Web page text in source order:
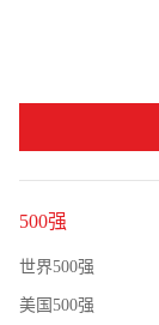
500强
世界500强
美国500强